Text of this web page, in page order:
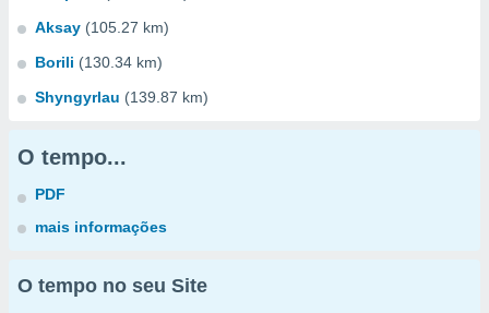
Aksay (105.27 km)
Borili (130.34 km)
Shyngyrlau (139.87 km)
O tempo...
PDF
mais informações
O tempo no seu Site